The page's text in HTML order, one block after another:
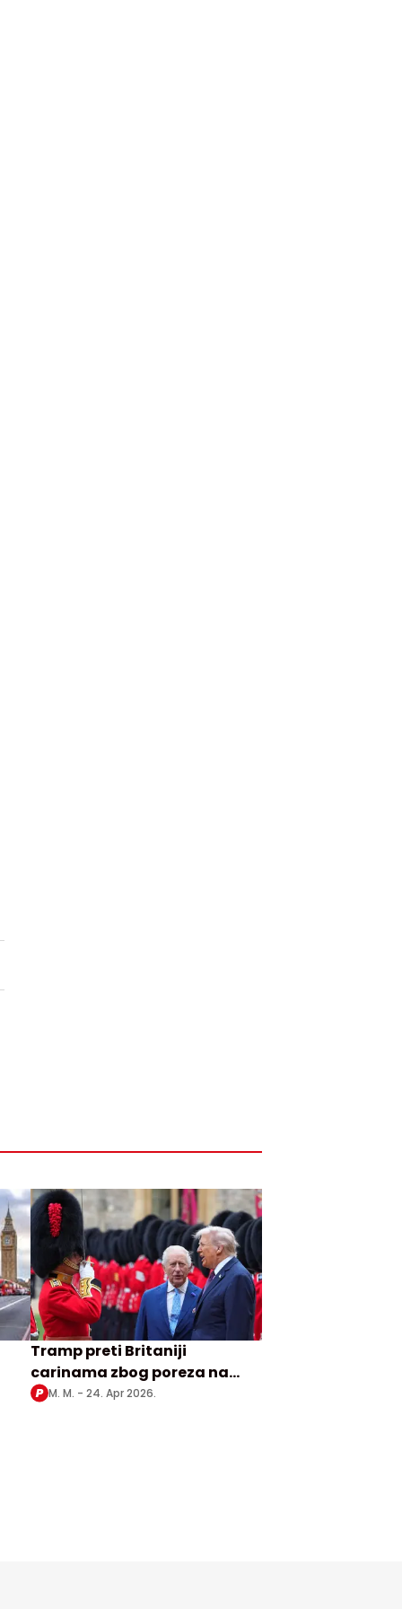
Tramp preti Britaniji
carinama zbog poreza na
digitalne usluge
M. M. - 24. Apr 2026.